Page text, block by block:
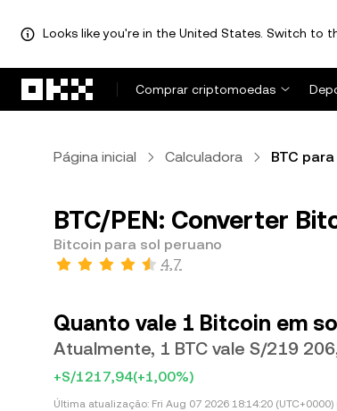
Looks like you're in the United States. Switch to
Comprar criptomoedas
Página inicial Calculadora BTC para
BTC/PEN: Converter
Bitcoin para sol peruano
4,7
Quanto vale 1 Bitcoin em
Atualmente, 1 BTC vale S/219
+S/1217,94(+1,00%)
Última atualização: Fri Aug 07 2026 18:14:20